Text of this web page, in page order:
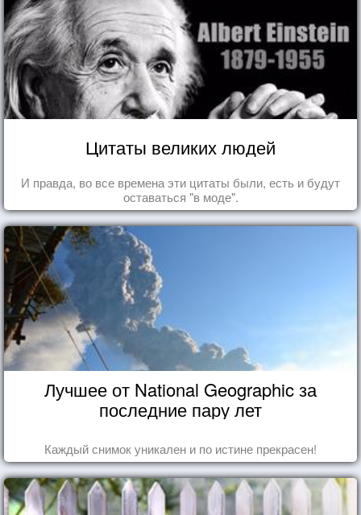
Цитаты великих людей
И правда, во все времена эти цитаты были, есть и будут
оставаться "в моде".
Лучшее от National Geographic за
последние пару лет
Каждый снимок уникален и по истине прекрасен!